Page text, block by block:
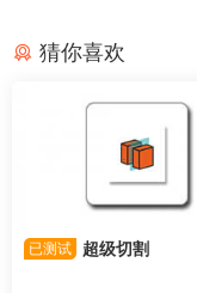
猜你喜欢
已测试 超级切割